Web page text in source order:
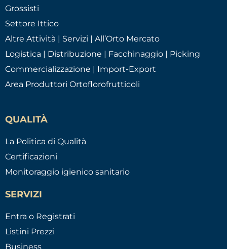
Grossisti
Settore Ittico
Altre Attività | Servizi | All’Orto Mercato
Logistica | Distribuzione | Facchinaggio | Picking
Commercializzazione | Import-Export
Area Produttori Ortoflorofrutticoli
QUALITÀ
La Politica di Qualità
Certificazioni
Monitoraggio igienico sanitario
SERVIZI
Entra o Registrati
Listini Prezzi
Business